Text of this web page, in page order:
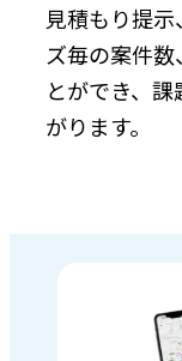
見積もり提
ズ毎の案件
とができ、
がります。